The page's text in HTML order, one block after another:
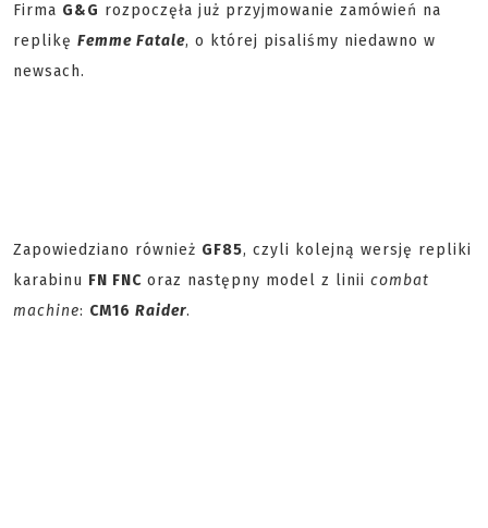
Firma G&G rozpoczęła już przyjmowanie zamówień na
replikę Femme Fatale, o której pisaliśmy niedawno w
newsach.
Zapowiedziano również GF85, czyli kolejną wersję repliki
karabinu FN FNC oraz następny model z linii combat
machine: CM16 Raider.